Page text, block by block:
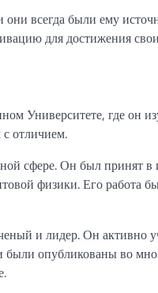
всегда были ему
для достижения
Университете, где он
отличием.
сфере. Он был принят в
физики. Его работа
и лидер. Он активно
опубликованы во